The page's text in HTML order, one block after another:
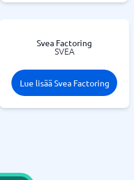
Svea Factoring
SVEA
Lue lisää Svea Factoring